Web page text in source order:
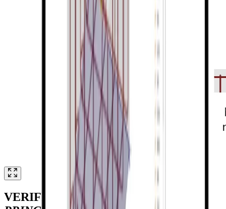
VERIFICA NORMATIVA
DI TUTTI I